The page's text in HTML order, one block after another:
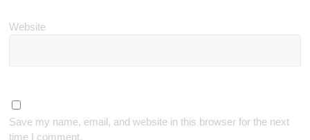
Website
Save my name, email, and website in this browser for the next
time I comment.